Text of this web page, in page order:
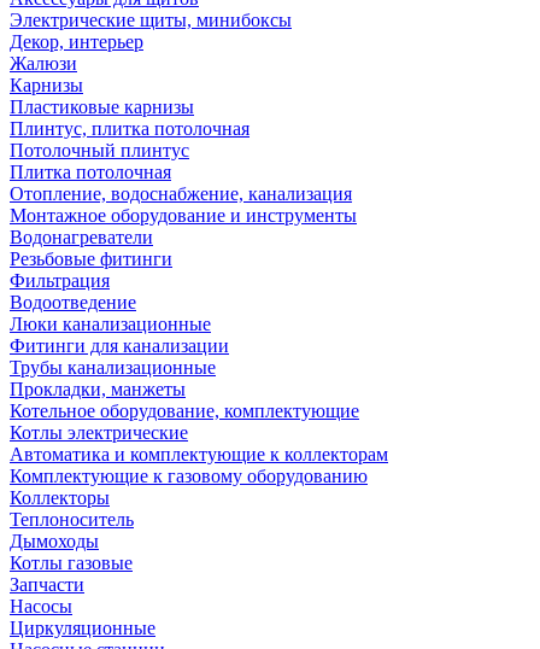
Электрические щиты, минибоксы
Декор, интерьер
Жалюзи
Карнизы
Пластиковые карнизы
Плинтус, плитка потолочная
Потолочный плинтус
Плитка потолочная
Отопление, водоснабжение, канализация
Монтажное оборудование и инструменты
Водонагреватели
Резьбовые фитинги
Фильтрация
Водоотведение
Люки канализационные
Фитинги для канализации
Трубы канализационные
Прокладки, манжеты
Котельное оборудование, комплектующие
Котлы электрические
Автоматика и комплектующие к коллекторам
Комплектующие к газовому оборудованию
Коллекторы
Теплоноситель
Дымоходы
Котлы газовые
Запчасти
Насосы
Циркуляционные